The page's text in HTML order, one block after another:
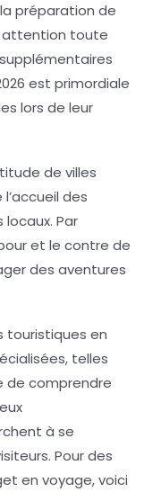
préparation de
attention toute
est primordiale
lors de leur
de villes
des
Par
et le contre de
des aventures
touristiques en
telles
de comprendre
à se
Pour des
en voyage, voici